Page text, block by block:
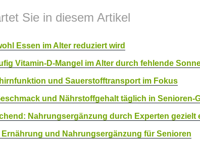
Sie in diesem Artikel
Essen im Alter reduziert wird
Vitamin-D-Mangel im Alter durch fehlende
und Sauerstofftransport im Fokus
und Nährstoffgehalt täglich in Senioren-
Nahrungsergänzung durch Experten gezielt
und Nahrungsergänzung für Senioren